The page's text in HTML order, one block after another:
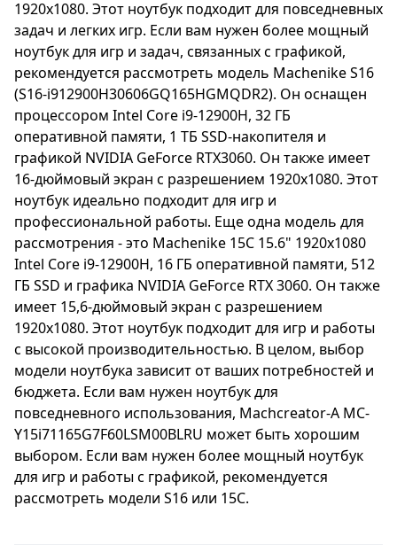
удобной клавиатурой и точной сенсорной
панелью, что обеспечивает комфортное
использование. Кроме того, ноутбук оснащен
различными портами, включая USB и HDMI,
что позволяет подключать внешние
устройства и мониторы. Это делает ноутбук
Machenike 15C универсальным и удобным для
работы и развлечений. В итоге, ноутбук
Machenike 15C 15.6" является мощным и
стильным устройством, которое предлагает
высокую производительность и
качественное изображение для самых
требовательных пользователей.
1920x1080. Этот ноутбук подходит для повседневных
задач и легких игр. Если вам нужен более мощный
ноутбук для игр и задач, связанных с графикой,
рекомендуется рассмотреть модель Machenike S16
(S16-i912900H30606GQ165HGMQDR2). Он оснащен
процессором Intel Core i9-12900H, 32 ГБ
оперативной памяти, 1 ТБ SSD-накопителя и
графикой NVIDIA GeForce RTX3060. Он также имеет
16-дюймовый экран с разрешением 1920x1080. Этот
ноутбук идеально подходит для игр и
профессиональной работы. Еще одна модель для
рассмотрения - это Machenike 15C 15.6" 1920x1080
Intel Core i9-12900H, 16 ГБ оперативной памяти, 512
ГБ SSD и графика NVIDIA GeForce RTX 3060. Он также
имеет 15,6-дюймовый экран с разрешением
1920x1080. Этот ноутбук подходит для игр и работы
с высокой производительностью. В целом, выбор
модели ноутбука зависит от ваших потребностей и
бюджета. Если вам нужен ноутбук для
повседневного использования, Machcreator-A MC-
Y15i71165G7F60LSM00BLRU может быть хорошим
выбором. Если вам нужен более мощный ноутбук
для игр и работы с графикой, рекомендуется
рассмотреть модели S16 или 15C.